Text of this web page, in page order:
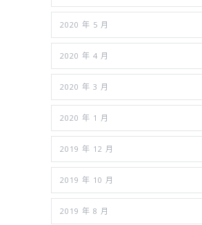
2020 年 5 月
2020 年 4 月
2020 年 3 月
2020 年 1 月
2019 年 12 月
2019 年 10 月
2019 年 8 月